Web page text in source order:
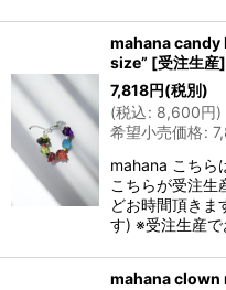
mahana candy
size” [受注生産]
7,818円(税別)
(税込: 8,600円)
希望小売価格:
mahana こちら
こちらが受注生
どお時間頂きま
す) ※受注生産
mahana clown